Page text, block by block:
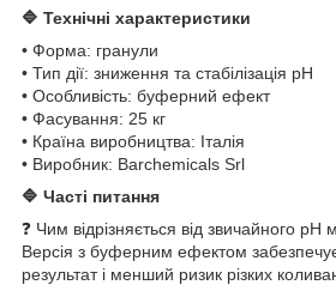
🔷 Технічні характеристики
• Форма: гранули
• Тип дії: зниження та стабілізація pH
• Особливість: буферний ефект
• Фасування: 25 кг
• Країна виробництва: Італія
• Виробник: Barchemicals Srl
🔷 Часті питання
❓ Чим відрізняється від звичайного pH
Версія з буферним ефектом
результат і менший ризик різких